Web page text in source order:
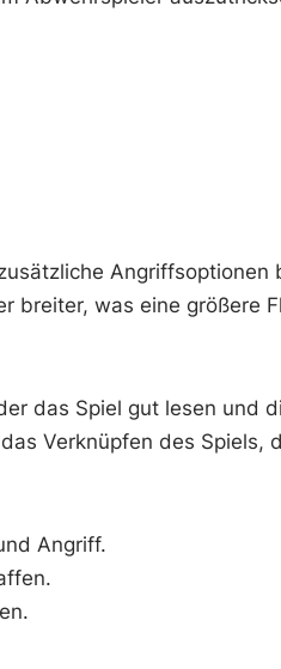
Angriffsoptionen
breiter, was eine größere
das Spiel gut lesen und
Verknüpfen des Spiels,
Angriff.